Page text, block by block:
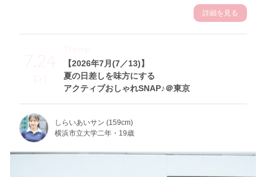
詳細を見る
7.24
Fri
【2026年7月(7／13)】
夏の日差しを味方にする
アクティブおしゃれSNAP♪＠東京
Theme
しらいあいサン (159cm)
横浜市立大学二年・19歳